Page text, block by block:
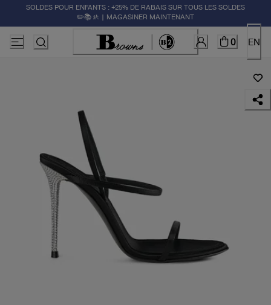
SOLDES POUR ENFANTS : +25% DE RABAIS SUR TOUS LES SOLDES
✏️📚🚸 | MAGASINER MAINTENANT
0 EN